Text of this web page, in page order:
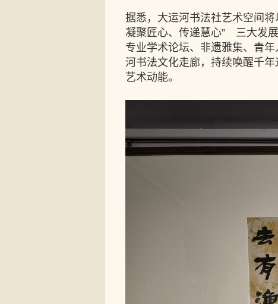
据悉，大运河书法社艺术空间
凝聚匠心、传递慧心” 三大发
专业学术论坛、非遗雅集、青
河书法文化走廊，持续唤醒千
艺术动能。